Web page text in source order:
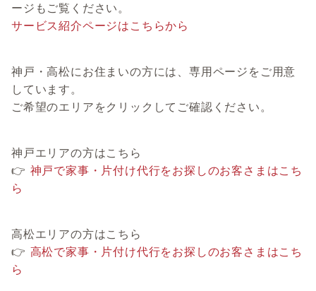
ージもご覧ください。
サービス紹介ページはこちらから
神戸・高松にお住まいの方には、専用ページをご用意
しています。
ご希望のエリアをクリックしてご確認ください。
神戸エリアの方はこちら
👉 神戸で家事・片付け代行をお探しのお客さまはこち
ら
高松エリアの方はこちら
👉 高松で家事・片付け代行をお探しのお客さまはこち
ら